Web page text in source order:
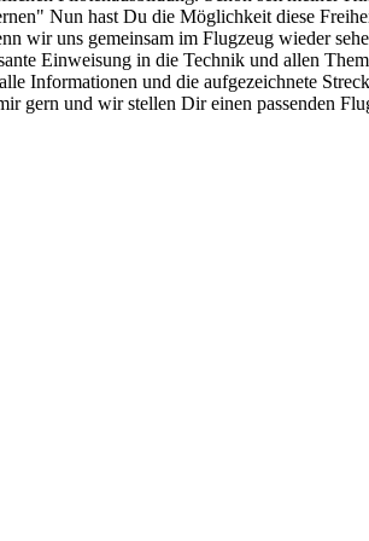
Nun hast Du die Möglichkeit diese
wir uns gemeinsam im Flugzeug wieder
Einweisung in die Technik und allen
Informationen und die aufgezeichnete
gern und wir stellen Dir einen passenden